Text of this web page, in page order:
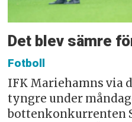
Det blev sämre
Fotboll
IFK Mariehamns via
tyngre under
bottenkonkurrenten